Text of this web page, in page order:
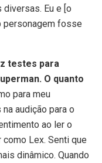
Eu e [o
personagem fosse
testes para
O quanto
para meu
audição para o
ao ler o
Lex. Senti que
dinâmico. Quando